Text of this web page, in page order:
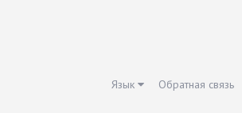
Язык Обратная связь